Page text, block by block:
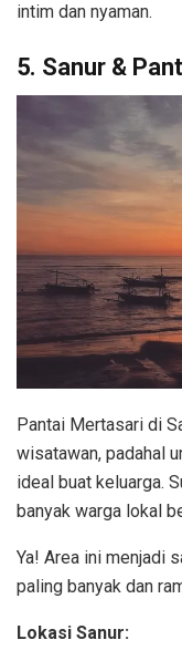
intim dan nyaman.
5. Sanur &
Pantai Mertasari di
wisatawan, padahal
ideal buat keluarga.
banyak warga lokal
Ya! Area ini menjadi
paling banyak dan
Lokasi Sanur: